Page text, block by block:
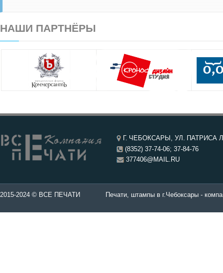
НАШИ ПАРТНЁРЫ
Г. ЧЕБОКСАРЫ, УЛ. ПАТРИСА
(8352) 37-74-06; 37-84-76
377406@MAIL.RU
в Чебоксары. Печати, штампы в г.Чебоксары -
2015-2024 © ВСЕ ПЕЧАТИ